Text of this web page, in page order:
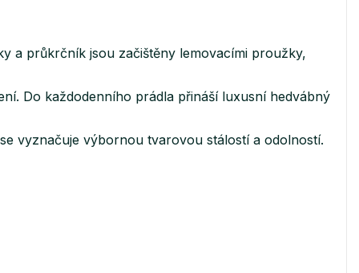
a průkrčník jsou začištěny lemovacími proužky,
Do každodenního prádla přináší luxusní hedvábný
vyznačuje výbornou tvarovou stálostí a odolností.